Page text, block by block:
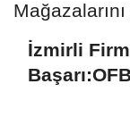
İzmirli